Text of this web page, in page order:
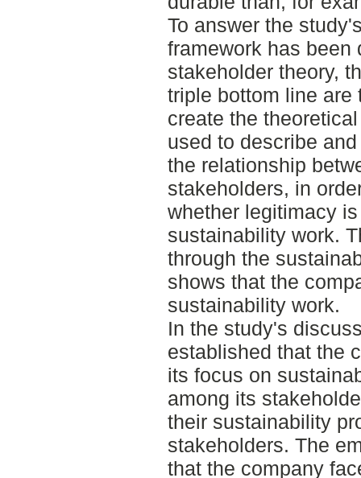
To answer the
framework has been
stakeholder theory,
triple bottom line are
create the
used to describe
the relationship
stakeholders, in
whether legitimacy
sustainability work.
through the
shows that the
sustainability work.
In the study's
established that the
its focus on
among its
their sustainability
stakeholders. The
that the company